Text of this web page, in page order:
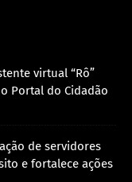
virtual “Rô”
Portal do Cidadão
de servidores
e fortalece ações